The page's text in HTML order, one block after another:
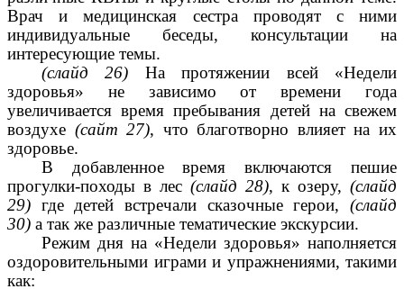
Врач и медицинская сестра проводят с ними
индивидуальные беседы, консультации на
интересующие темы.
(слайд 26) На протяжении всей «Недели
здоровья» не зависимо от времени года
увеличивается время пребывания детей на свежем
воздухе (сайт 27), что благотворно влияет на их
здоровье.
В добавленное время включаются пешие
прогулки-походы в лес (слайд 28), к озеру, (слайд
29) где детей встречали сказочные герои, (слайд
30) а так же различные тематические экскурсии.
Режим дня на «Недели здоровья» наполняется
оздоровительными играми и упражнениями, такими
как: